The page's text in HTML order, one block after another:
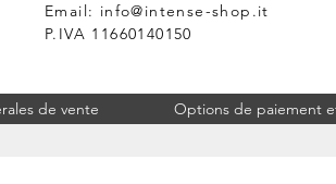
Email: info@intense-shop.it
P.IVA 11660140150
de vente Options de paiement